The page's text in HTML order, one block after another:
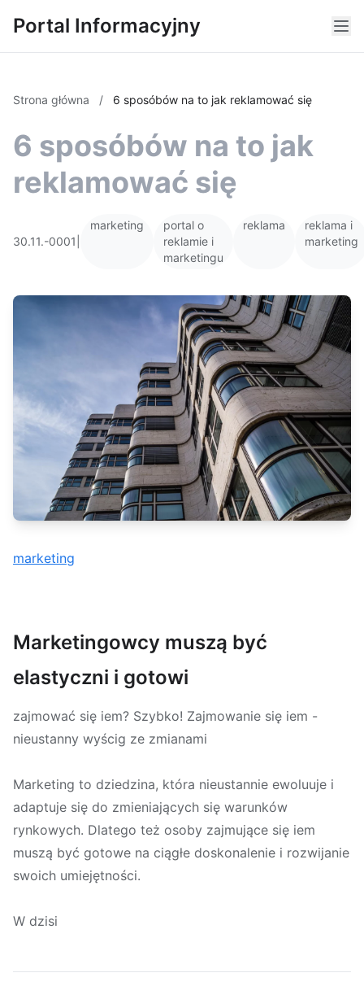
Portal Informacyjny
Strona główna / 6 sposóbów na to jak reklamować się
6 sposóbów na to jak
reklamować się
30.11.-0001
marketing
portal o
reklamie i
marketingu
reklama
reklama i
marketing
marketing
Marketingowcy muszą być
elastyczni i gotowi
zajmować się iem? Szybko! Zajmowanie się iem -
nieustanny wyścig ze zmianami
Marketing to dziedzina, która nieustannie ewoluuje i
adaptuje się do zmieniających się warunków
rynkowych. Dlatego też osoby zajmujące się iem
muszą być gotowe na ciągłe doskonalenie i rozwijanie
swoich umiejętności.
W dzisi